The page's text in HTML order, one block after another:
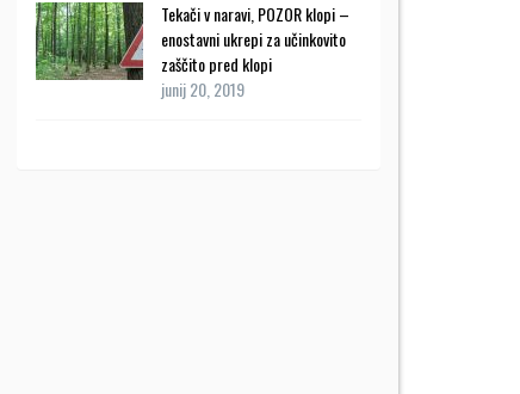
Tekači v naravi, POZOR klopi –
enostavni ukrepi za učinkovito
zaščito pred klopi
junij 20, 2019